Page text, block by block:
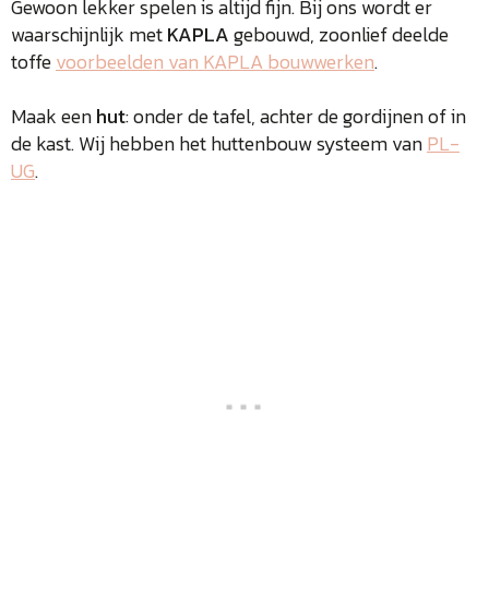
Gewoon lekker spelen is altijd fijn. Bij ons wordt er
waarschijnlijk metKAPLAgebouwd, zoonlief deelde
toffevoorbeelden van KAPLA bouwwerken.
Maak eenhut: onder de tafel, achter de gordijnen of in
de kast. Wij hebben het huttenbouw systeem vanPL-
UG.